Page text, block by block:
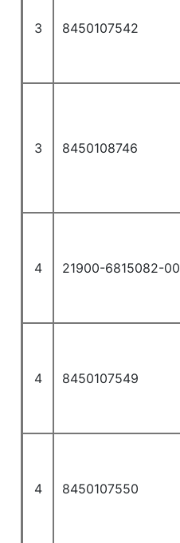
3 8450107542
3 8450108746
4 21900-6815082-00
4 8450107549
4 8450107550